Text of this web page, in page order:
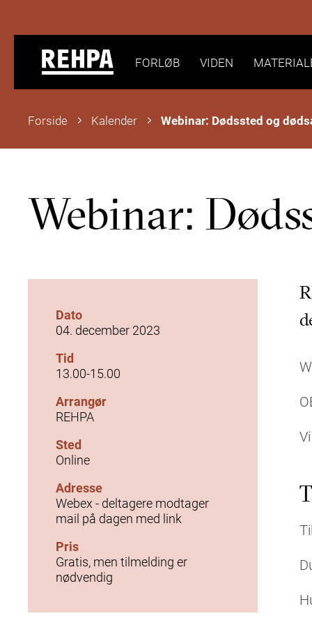
Forside Kalender
Webinar:
Dato
04. december 2023
Tid
13.00-15.00
Arrangør
REHPA
Sted
Online
Adresse
Webex - deltagere modtager
mail på dagen med link
Pris
Gratis, men tilmelding er
nødvendig
FORLØB VIDEN